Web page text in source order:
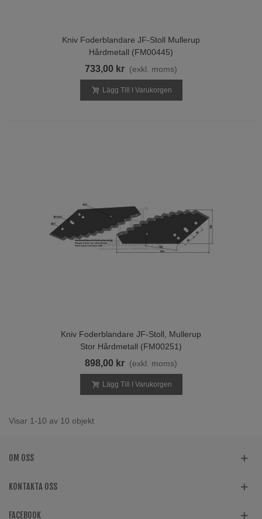
Kniv Foderblandare JF-Stoll Mullerup
Hårdmetall (FM00445)
733,00 kr (exkl. moms)
Lägg Till I Varukorgen
Kniv Foderblandare JF-Stoll, Mullerup
Stor Hårdmetall (FM00251)
898,00 kr (exkl. moms)
Lägg Till I Varukorgen
Visar 1-10 av 10 objekt
OM OSS
KONTAKTA OSS
FACEBOOK